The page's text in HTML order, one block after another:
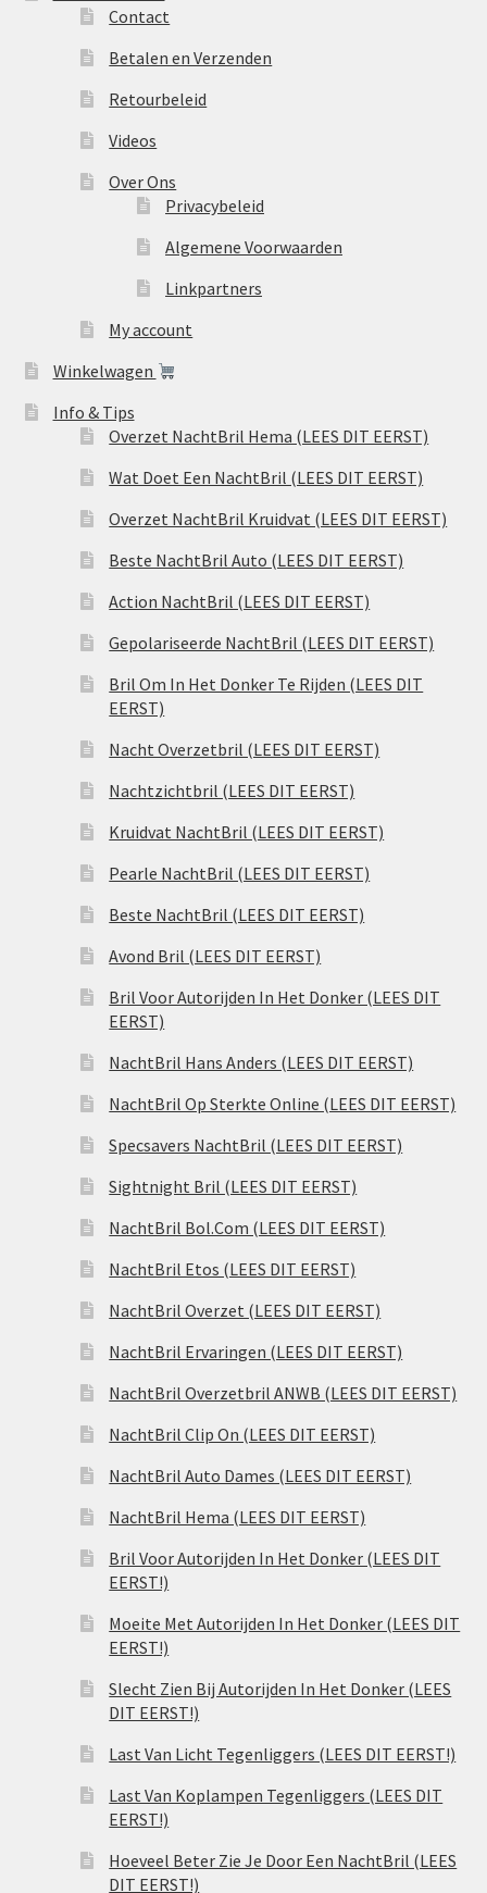
Contact
Betalen en Verzenden
Retourbeleid
Videos
Over Ons
Privacybeleid
Algemene Voorwaarden
Linkpartners
My account
Winkelwagen
Info & Tips
Overzet NachtBril Hema (LEES DIT EERST)
Wat Doet Een NachtBril (LEES DIT EERST)
Overzet NachtBril Kruidvat (LEES DIT EERST)
Beste NachtBril Auto (LEES DIT EERST)
Action NachtBril (LEES DIT EERST)
Gepolariseerde NachtBril (LEES DIT EERST)
Bril Om In Het Donker Te Rijden (LEES DIT
EERST)
Nacht Overzetbril (LEES DIT EERST)
Nachtzichtbril (LEES DIT EERST)
Kruidvat NachtBril (LEES DIT EERST)
Pearle NachtBril (LEES DIT EERST)
Beste NachtBril (LEES DIT EERST)
Avond Bril (LEES DIT EERST)
Bril Voor Autorijden In Het Donker (LEES DIT
EERST)
NachtBril Hans Anders (LEES DIT EERST)
NachtBril Op Sterkte Online (LEES DIT EERST)
Specsavers NachtBril (LEES DIT EERST)
Sightnight Bril (LEES DIT EERST)
NachtBril Bol.Com (LEES DIT EERST)
NachtBril Etos (LEES DIT EERST)
NachtBril Overzet (LEES DIT EERST)
NachtBril Ervaringen (LEES DIT EERST)
NachtBril Overzetbril ANWB (LEES DIT EERST)
NachtBril Clip On (LEES DIT EERST)
NachtBril Auto Dames (LEES DIT EERST)
NachtBril Hema (LEES DIT EERST)
Bril Voor Autorijden In Het Donker (LEES DIT
EERST!)
Moeite Met Autorijden In Het Donker (LEES DIT
EERST!)
Slecht Zien Bij Autorijden In Het Donker (LEES
DIT EERST!)
Last Van Licht Tegenliggers (LEES DIT EERST!)
Last Van Koplampen Tegenliggers (LEES DIT
EERST!)
Hoeveel Beter Zie Je Door Een NachtBril (LEES
DIT EERST!)